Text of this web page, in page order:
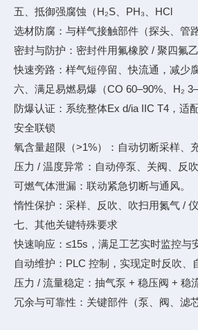
五、抵御强腐蚀（H₂S、PH₃、HCl
选材防腐：与样气接触部件（探头、管
密封与防护：密封件用氟橡胶 / 聚四氟
快速旁路：样气短停留、快流通，减少
六、满足易燃易爆（CO 60–90%、H₂
防爆认证：系统整体Ex d/ia IIC T4，适
安全联锁
氧含量超限（>1%）：自动切断采样、
压力 / 温度异常：自动停泵、关阀、反吹
可燃气体泄漏：联动紧急切断与通风。
惰性保护：采样、反吹、吹扫用氮气 /
七、其他关键特殊要求
快速响应：≤15s，满足工艺实时监控与
自动维护：PLC 控制，实现定时反吹
压力 / 流量稳定：抽气泵 + 稳压阀 + 稳
冗余与可靠性：关键部件（泵、阀、滤